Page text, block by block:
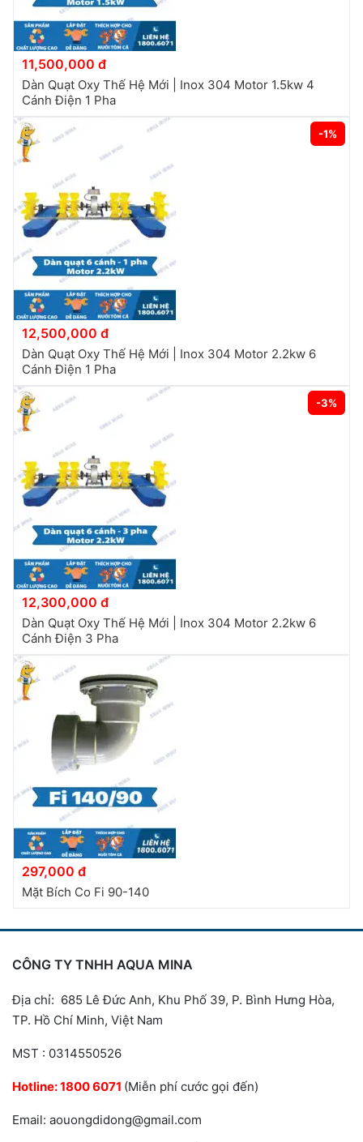
11,500,000 đ
Dàn Quạt Oxy Thế Hệ Mới | Inox 304 Motor 1.5kw 4
Cánh Điện 1 Pha
-1%
12,500,000 đ
Dàn Quạt Oxy Thế Hệ Mới | Inox 304 Motor 2.2kw 6
Cánh Điện 1 Pha
-3%
12,300,000 đ
Dàn Quạt Oxy Thế Hệ Mới | Inox 304 Motor 2.2kw 6
Cánh Điện 3 Pha
297,000 đ
Mặt Bích Co Fi 90-140
CÔNG TY TNHH AQUA MINA
Địa chỉ: 685 Lê Đức Anh, Khu Phố 39, P. Bình Hưng Hòa,
TP. Hồ Chí Minh, Việt Nam
MST : 0314550526
Hotline:1800 6071 (Miễn phí cước gọi đến)
Email: aouongdidong@gmail.com